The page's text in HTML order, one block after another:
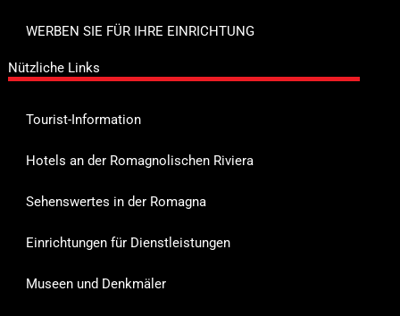
WERBEN SIE FÜR IHRE EINRICHTUNG
Nützliche Links
Tourist-Information
Hotels an der Romagnolischen Riviera
Sehenswertes in der Romagna
Einrichtungen für Dienstleistungen
Museen und Denkmäler